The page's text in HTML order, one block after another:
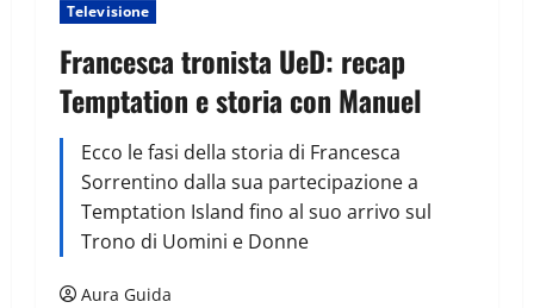
Televisione
Francesca tronista UeD: recap
Temptation e storia con Manuel
Ecco le fasi della storia di Francesca
Sorrentino dalla sua partecipazione a
Temptation Island fino al suo arrivo sul
Trono di Uomini e Donne
Aura Guida